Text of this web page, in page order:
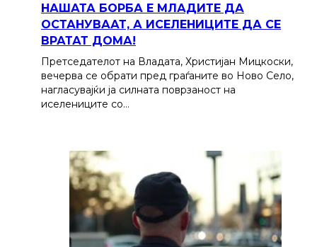
НАШАТА БОРБА Е МЛАДИТЕ ДА
ОСТАНУВААТ, А ИСЕЛЕНИЦИТЕ ДА СЕ
ВРАТАТ ДОМА!
Претседателот на Владата, Христијан Мицкоски,
вечерва се обрати пред граѓаните во Ново Село,
нагласувајќи ја силната поврзаност на
иселениците со…